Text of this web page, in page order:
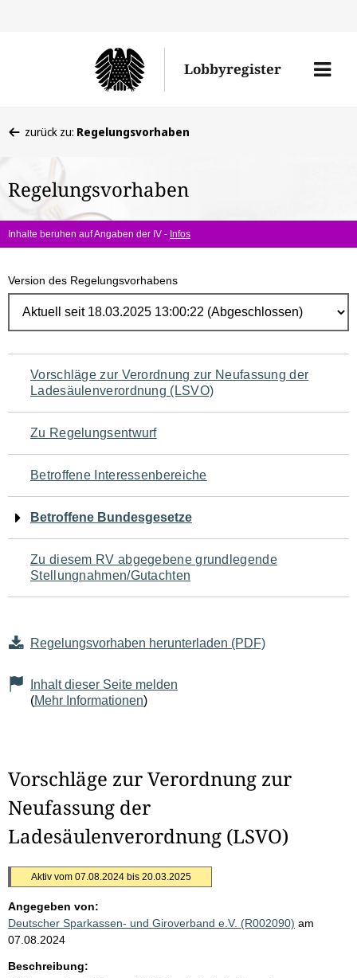
Lobbyregister
Menü
befinden
hier:
zurück zu: Regelungsvorhaben
Regelungsvorhaben
Inhalte beruhen auf Angaben der IV - Infos
Version des Regelungsvorhabens
Navigation
für
den
Seiteninhalt
Vorschläge zur Verordnung zur Neufassung der
Ladesäulenverordnung (LSVO)
Zu Regelungsentwurf
Betroffene Interessenbereiche
Betroffene Bundesgesetze
Zu diesem RV abgegebene grundlegende
Stellungnahmen/Gutachten
Regelungsvorhaben herunterladen (PDF)
Inhalt dieser Seite melden
(Mehr Informationen)
Vorschläge zur Verordnung zur
Neufassung der
Ladesäulenverordnung (LSVO)
Aktiv vom 07.08.2024 bis 20.03.2025
Angegeben von:
Deutscher Sparkassen- und Giroverband e.V. (R002090) am
07.08.2024
Beschreibung: